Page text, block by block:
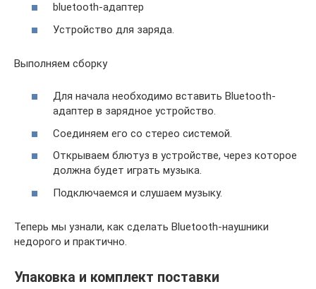
bluetooth-адаптер
Устройство для заряда.
Выполняем сборку
Для начала необходимо вставить Bluetooth-
адаптер в зарядное устройство.
Соединяем его со стерео системой.
Открываем блютуз в устройстве, через которое
должна будет играть музыка.
Подключаемся и слушаем музыку.
Теперь мы узнали, как сделать Bluetooth-наушники
недорого и практично.
Упаковка и комплект поставки